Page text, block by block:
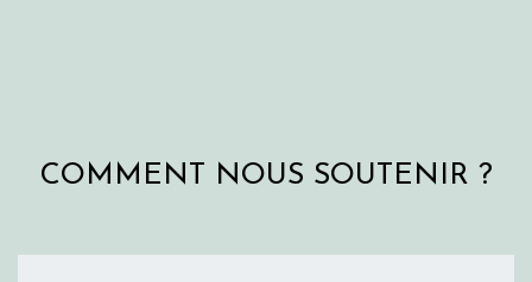
COMMENT NOUS SOUTENIR ?